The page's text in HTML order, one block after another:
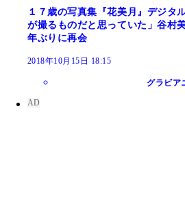
１７歳の写真集『花美月』デジタ
が撮るものだと思っていた」谷村
年ぶりに再会
2018年10月15日 18:15
グラビア